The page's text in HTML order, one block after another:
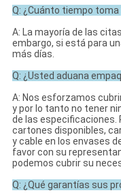
Q: ¿Cuánto tiempo
A: La mayoría de las
embargo, si está para
más días.
Q: ¿Usted aduana
A: Nos esforzamos
y por lo tanto no tener
de las especificaciones.
cartones disponibles,
y cable en los envases
favor con su
podemos cubrir su
Q: ¿Qué garantías sus